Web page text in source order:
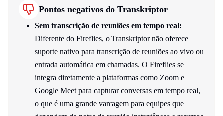
Pontos negativos do Transkriptor
Sem transcrição de reuniões em tempo real:
Diferente do Fireflies, o Transkriptor não oferece
suporte nativo para transcrição de reuniões ao vivo ou
entrada automática em chamadas. O Fireflies se
integra diretamente a plataformas como Zoom e
Google Meet para capturar conversas em tempo real,
o que é uma grande vantagem para equipes que